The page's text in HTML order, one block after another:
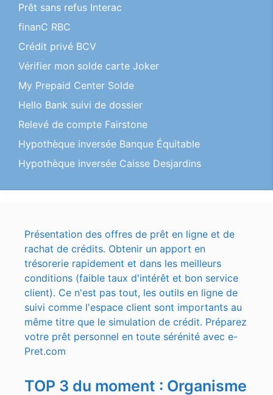
Prêt sans refus Interac
finanC RBC
Crédit privé BCV
Vérifier mon solde carte Joker
My Prepaid Center Solde
Hello Bank suivi de dossier
Relevé de compte Fairstone
Hypothèque inversée Banque Équitable
Hypothèque inversée Caisse Desjardins
Présentation des offres de prêt en ligne et de
rachat de crédits. Obtenir un apport en
trésorerie rapidement et dans les meilleurs
conditions (faible taux d'intérêt et bon service
client). Ce n'est pas tout, les outils en ligne de
suivi comme l'espace client sont importants au
même titre que le simulation de crédit. Préparez
votre prêt personnel en toute sérénité avec e-
Pret.com
TOP 3 du moment : Organisme